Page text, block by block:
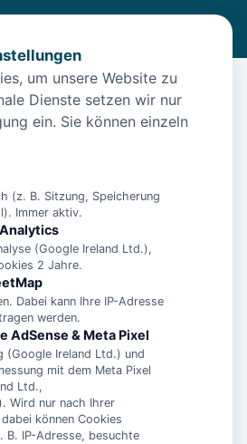
/
Norden – Nordsee-Urlaub in Norden
Interhome Norden –
in Norden
um unsere Website zu
Dienste setzen wir nur
ein. Sie können einzeln
(z. B. Sitzung, Speicherung
Immer aktiv.
(Google Ireland Ltd.),
2 Jahre.
Dabei kann Ihre IP-Adresse
werden.
AdSense & Meta Pixel
(Google Ireland Ltd.) und
mit dem Meta Pixel
Ltd.,
Wird nur nach Ihrer
können Cookies
B. IP-Adresse, besuchte